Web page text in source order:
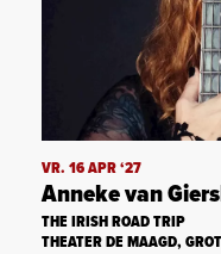
VR. 16 APR ‘27
Anneke van
THE IRISH ROAD TRIP
THEATER DE MAAGD,